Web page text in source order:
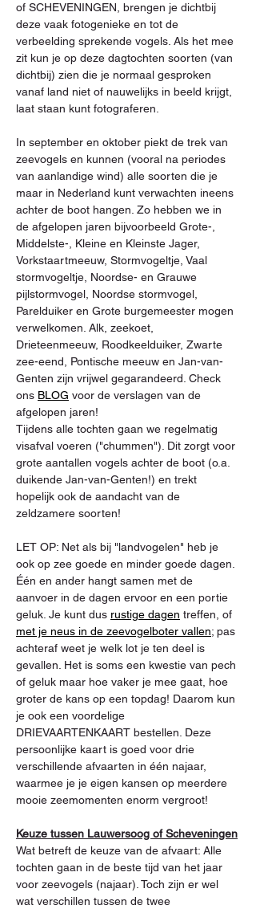
of SCHEVENINGEN, brengen je dichtbij
deze vaak fotogenieke en tot de
verbeelding sprekende vogels. Als het mee
zit kun je op deze dagtochten soorten (van
dichtbij) zien die je normaal gesproken
vanaf land niet of nauwelijks in beeld krijgt,
laat staan kunt fotograferen.
In september en oktober piekt de trek van
zeevogels en kunnen (vooral na periodes
van aanlandige wind) alle soorten die je
maar in Nederland kunt verwachten ineens
achter de boot hangen. Zo hebben we in
de afgelopen jaren bijvoorbeeld Grote-,
Middelste-, Kleine en Kleinste Jager,
Vorkstaartmeeuw, Stormvogeltje, Vaal
stormvogeltje, Noordse- en Grauwe
pijlstormvogel, Noordse stormvogel,
Parelduiker en Grote burgemeester mogen
verwelkomen. Alk, zeekoet,
Drieteenmeeuw, Roodkeelduiker, Zwarte
zee-eend, Pontische meeuw en Jan-van-
Genten zijn vrijwel gegarandeerd. Check
ons BLOG voor de verslagen van de
afgelopen jaren!
Tijdens alle tochten gaan we regelmatig
visafval voeren ("chummen"). Dit zorgt voor
grote aantallen vogels achter de boot (o.a.
duikende Jan-van-Genten!) en trekt
hopelijk ook de aandacht van de
zeldzamere soorten!
LET OP: Net als bij "landvogelen" heb je
ook op zee goede en minder goede dagen.
Één en ander hangt samen met de
aanvoer in de dagen ervoor en een portie
geluk. Je kunt dus rustige dagen treffen, of
met je neus in de zeevogelboter vallen; pas
achteraf weet je welk lot je ten deel is
gevallen. Het is soms een kwestie van pech
of geluk maar hoe vaker je mee gaat, hoe
groter de kans op een topdag! Daarom kun
je ook een voordelige
DRIEVAARTENKAART bestellen. Deze
persoonlijke kaart is goed voor drie
verschillende afvaarten in één najaar,
waarmee je je eigen kansen op meerdere
mooie zeemomenten enorm vergroot!
Keuze tussen Lauwersoog of Scheveningen
Wat betreft de keuze van de afvaart: Alle
tochten gaan in de beste tijd van het jaar
voor zeevogels (najaar). Toch zijn er wel
wat verschillen tussen de twee